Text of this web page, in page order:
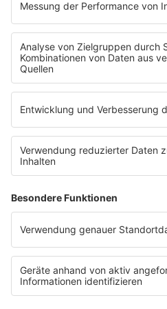
Uniklinik Tübingen
Fahrradparkhaus
Die Uniklinik Tübingen hat
eröffnet. Direkt an der
E-Bikes über eine
Impressum